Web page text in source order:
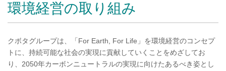
環境経営の取り組み
クボタグループは、「For Earth, For Life」を環境経営のコンセプ
トに、持続可能な社会の実現に貢献していくことをめざしてお
り、2050年カーボンニュートラルの実現に向けたあるべき姿とし